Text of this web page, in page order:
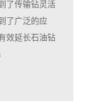
了传输钻灵活
了广泛的应
效延长石油钻